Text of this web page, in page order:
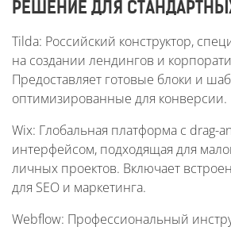
РЕШЕНИЕ ДЛЯ
Tilda: Российский конструктор,
на создании лендингов и
Предоставляет готовые блоки и
оптимизированные для конверсии.
Wix: Глобальная платформа с drag-
интерфейсом, подходящая для
личных проектов. Включает
для SEO и маркетинга.
Webflow: Профессиональный